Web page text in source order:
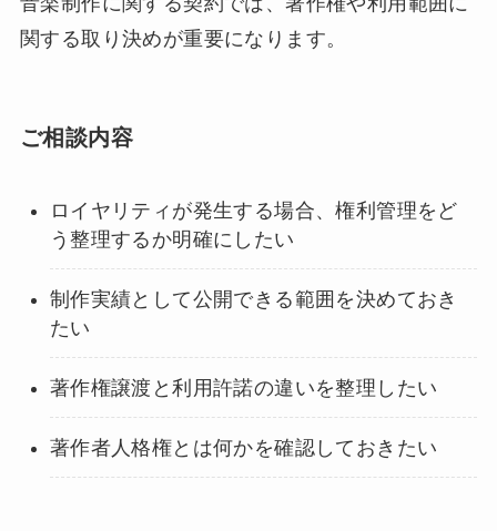
関する取り決めが重要になります。
ご相談内容
ロイヤリティが発生する場合、権利管理をど
う整理するか明確にしたい
制作実績として公開できる範囲を決めておき
たい
著作権譲渡と利用許諾の違いを整理したい
著作者人格権とは何かを確認しておきたい